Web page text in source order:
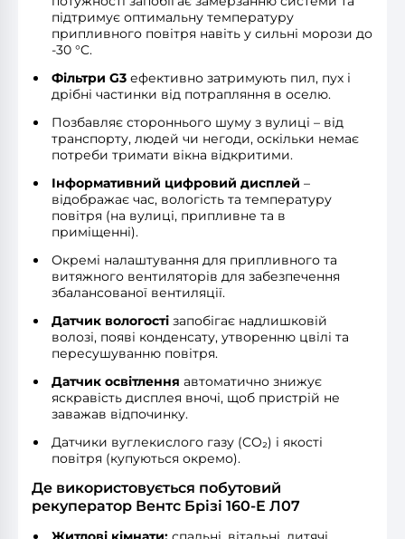
підтримує оптимальну температуру
припливного повітря навіть у сильні морози до
-30 °C.
Фільтри G3 ефективно затримують пил, пух і
дрібні частинки від потрапляння в оселю.
Позбавляє стороннього шуму з вулиці – від
транспорту, людей чи негоди, оскільки немає
потреби тримати вікна відкритими.
Інформативний цифровий дисплей –
відображає час, вологість та температуру
повітря (на вулиці, припливне та в
приміщенні).
Окремі налаштування для припливного та
витяжного вентиляторів для забезпечення
збалансованої вентиляції.
Датчик вологості запобігає надлишковій
волозі, появі конденсату, утворенню цвілі та
пересушуванню повітря.
Датчик освітлення автоматично знижує
яскравість дисплея вночі, щоб пристрій не
заважав відпочинку.
Датчики вуглекислого газу (CO₂) і якості
повітря (купуються окремо).
Де використовується побутовий
рекуператор Вентс Брізі 160-E Л07